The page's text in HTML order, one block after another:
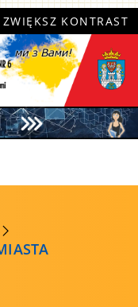
ZWIĘKSZ KONTRAST